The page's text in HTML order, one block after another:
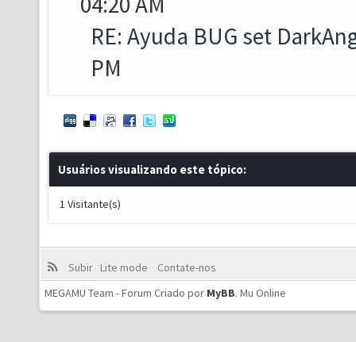
RE: Ayuda BUG set
PM
Usuários visualizando este tópico:
1 Visitante(s)
Subir Lite mode
Contate-nos
MEGAMU Team - Forum Criado por MyBB. Mu Online